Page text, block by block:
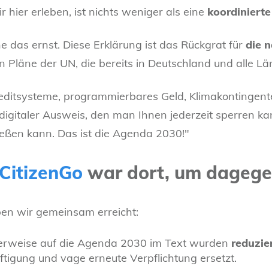
hier erleben, ist nichts weniger als eine
das ernst. Diese Erklärung ist das Rückgrat für die
Pläne der UN, die bereits in Deutschland und alle
programmierbares Geld,
Ausweis, den man Ihnen jederzeit sperren
kann. Das ist die Agenda 2030!"
CitizenGo war dort, um
wir gemeinsam erreicht:
auf die Agenda 2030 im Text wurden
und vage erneute Verpflichtung ersetzt.